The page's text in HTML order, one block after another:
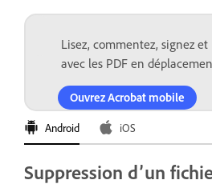
Lisez, commentez, signez
avec les PDF en
Ouvrez Acrobat mobile
Android iOS
Suppression d’un